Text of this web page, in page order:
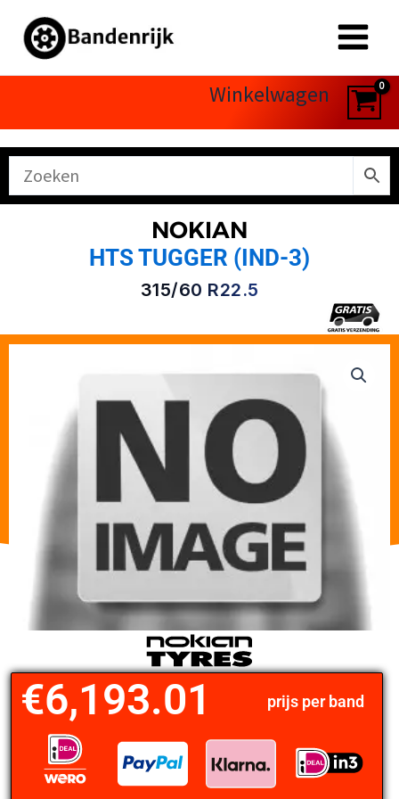
naar
Winkelwagen
NOKIAN
HTS TUGGER (IND-3)
315/60 R22.5
prijs per band
€6,193.01